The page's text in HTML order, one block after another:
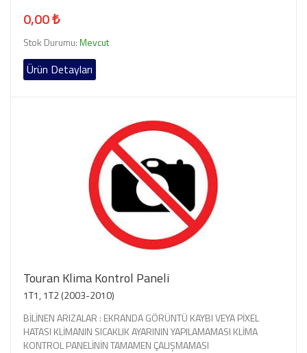
0,00 ₺
Stok Durumu:Mevcut
Ürün Detayları
Touran Klima Kontrol Paneli
1T1, 1T2 (2003-2010)
BİLİNEN ARIZALAR : EKRANDA GÖRÜNTÜ KAYBI VEYA PİXEL
HATASI KLİMANIN SICAKLIK AYARININ YAPILAMAMASI KLİMA
KONTROL PANELİNİN TAMAMEN ÇALIŞMAMASI